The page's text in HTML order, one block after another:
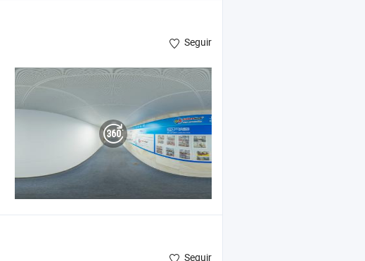
Seguir
tablero de doble color de ABS , hoja de PVC Celuka
Seguir